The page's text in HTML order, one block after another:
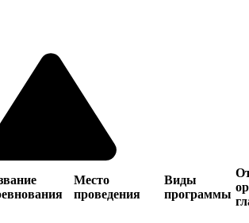
Место
проведения
Виды
программы